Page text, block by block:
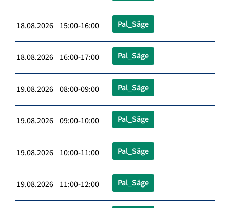
18.08.2026 15:00-16:00 Pal_Säge
18.08.2026 16:00-17:00 Pal_Säge
19.08.2026 08:00-09:00 Pal_Säge
19.08.2026 09:00-10:00 Pal_Säge
19.08.2026 10:00-11:00 Pal_Säge
19.08.2026 11:00-12:00 Pal_Säge